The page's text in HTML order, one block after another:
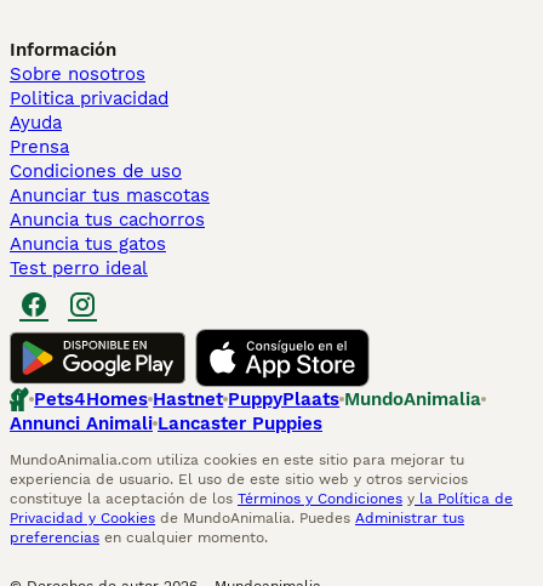
Información
Sobre nosotros
Politica privacidad
Ayuda
Prensa
Condiciones de uso
Anunciar tus mascotas
Anuncia tus cachorros
Anuncia tus gatos
Test perro ideal
Pets4Homes Hastnet PuppyPlaats MundoAnimalia
Annunci Animali Lancaster Puppies
MundoAnimalia.com utiliza cookies en este sitio para mejorar tu
experiencia de usuario. El uso de este sitio web y otros servicios
constituye la aceptación de los Términos y Condiciones y la Política de
Privacidad y Cookies de MundoAnimalia. Puedes Administrar tus
preferencias en cualquier momento.